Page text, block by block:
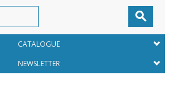

CATALOGUE
NEWSLETTER